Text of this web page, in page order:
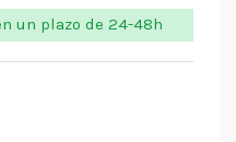
un plazo de 24-48h